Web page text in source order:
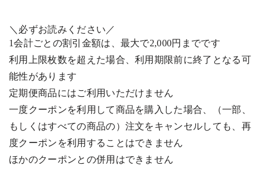
＼必ずお読みください／
1会計ごとの割引金額は、最大で2,000円までです
利用上限枚数を超えた場合、利用期限前に終了となる可
能性があります
定期便商品にはご利用いただけません
一度クーポンを利用して商品を購入した場合、（一部、
もしくはすべての商品の）注文をキャンセルしても、再
度クーポンを利用することはできません
ほかのクーポンとの併用はできません